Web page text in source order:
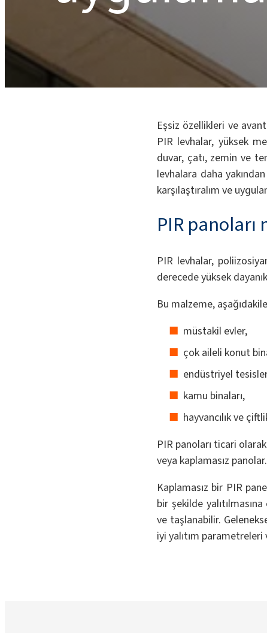
Eşsiz özellikleri ve
PIR levhalar, yüksek
duvar, çatı, zemin ve
levhalara daha
karşılaştıralım ve
PIR panoları
PIR levhalar,
derecede yüksek
Bu malzeme,
müstakil evler,
çok aileli konut
endüstriyel
kamu binaları,
hayvancılık ve
PIR panoları ticari
veya kaplamasız panolar.
Kaplamasız bir PIR
bir şekilde
ve taşlanabilir.
iyi yalıtım parametreleri